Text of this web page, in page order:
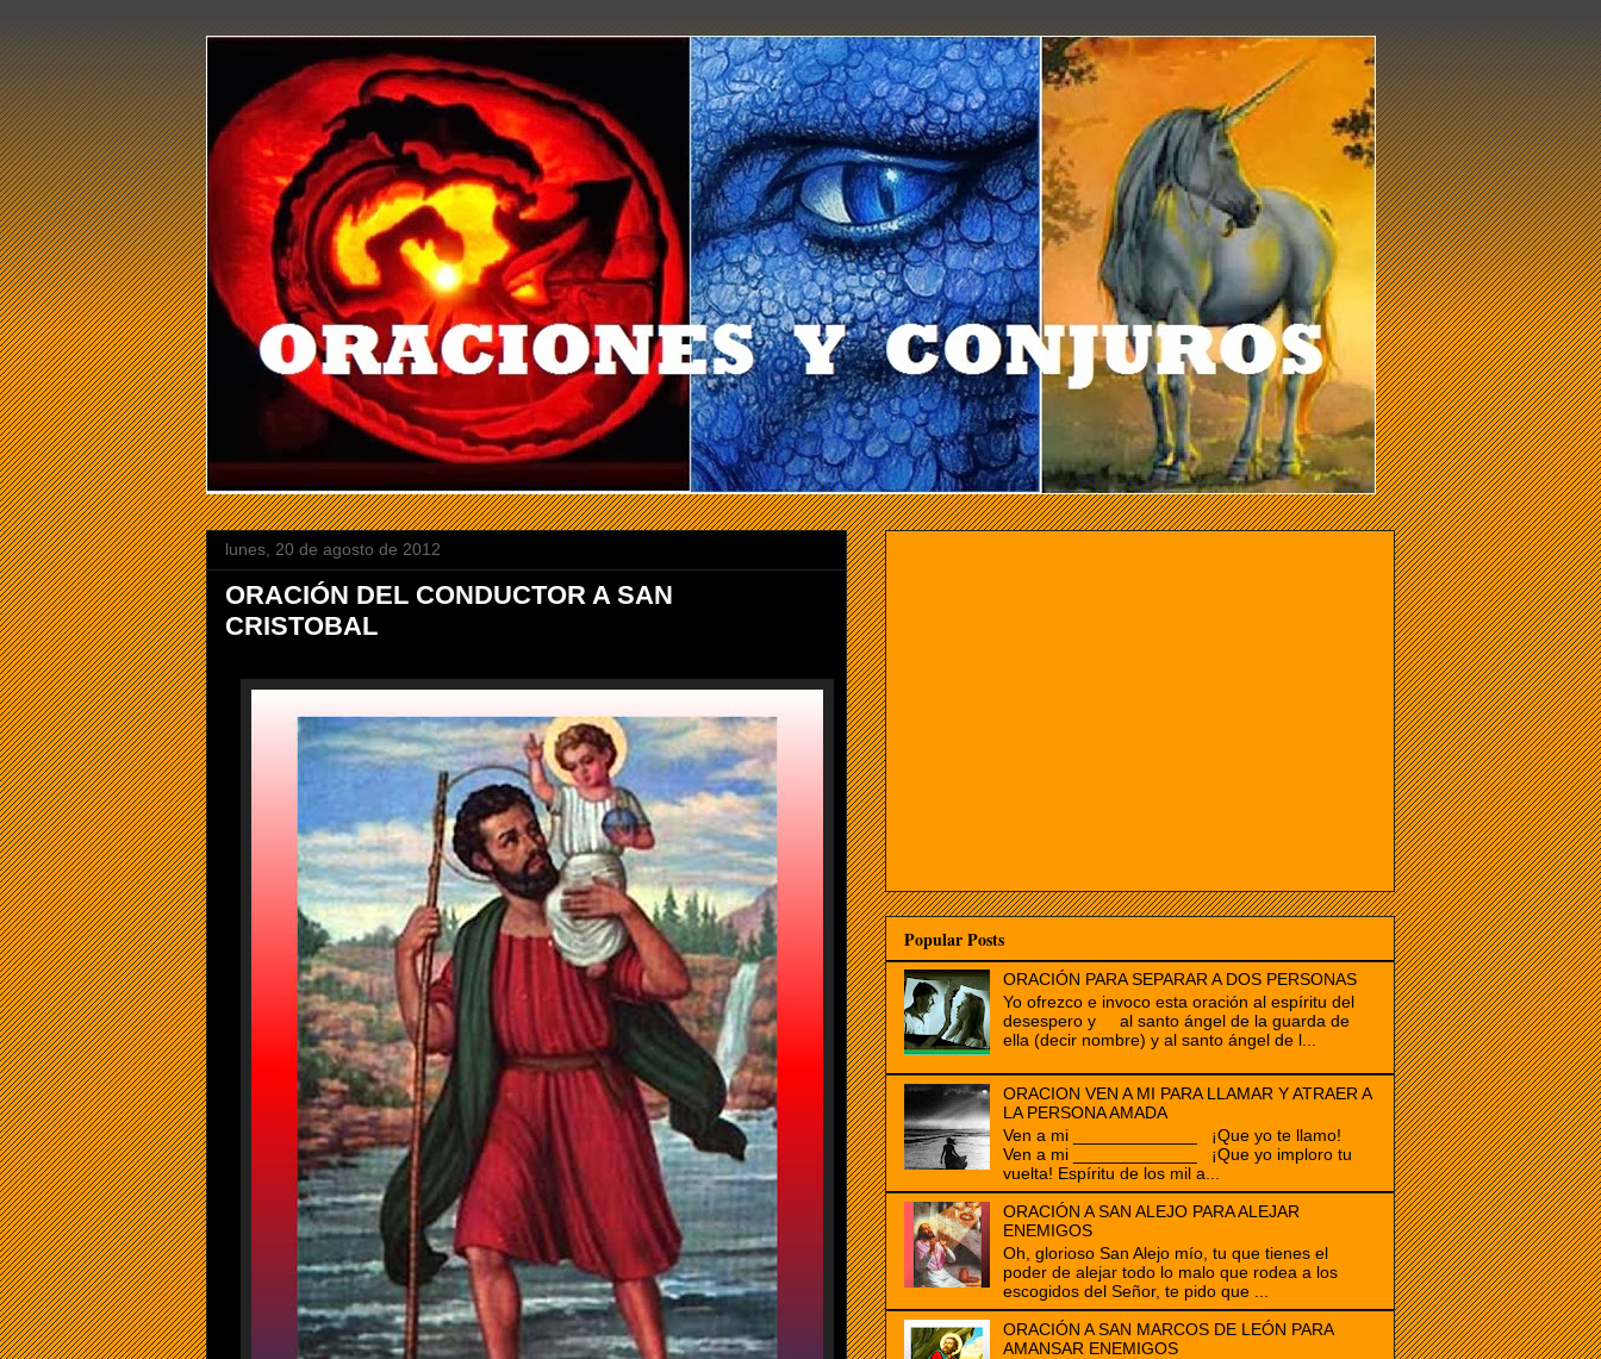
lunes, 20 de agosto de 2012
ORACIÓN DEL CONDUCTOR A SAN
CRISTOBAL
Popular Posts
ORACIÓN PARA SEPARAR A DOS PERSONAS
Yo ofrezco e invoco esta oración al espíritu del
desespero y al santo ángel de la guarda de
ella (decir nombre) y al santo ángel de l...
ORACION VEN A MI PARA LLAMAR Y ATRAER A
LA PERSONA AMADA
Ven a mi _____________ ¡Que yo te llamo!
Ven a mi _____________ ¡Que yo imploro tu
vuelta! Espíritu de los mil a...
ORACIÓN A SAN ALEJO PARA ALEJAR
ENEMIGOS
Oh, glorioso San Alejo mío, tu que tienes el
poder de alejar todo lo malo que rodea a los
escogidos del Señor, te pido que ...
ORACIÓN A SAN MARCOS DE LEÓN PARA
AMANSAR ENEMIGOS